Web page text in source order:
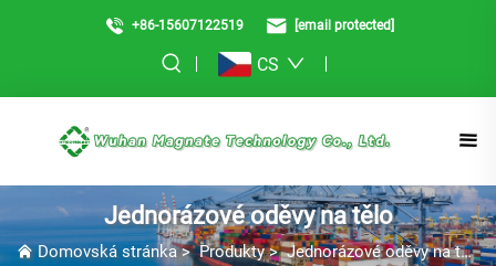
+86-15607122519 [email protected]
CS
Jednorázové oděvy na tělo
Domovská stránka>Produkty>Jednorázové oděvy na tělo